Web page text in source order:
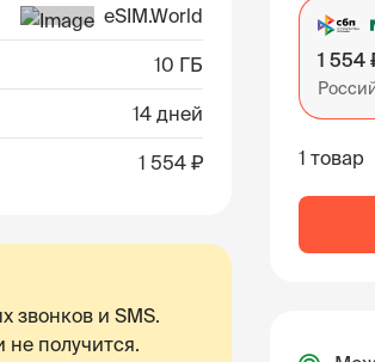
eSIM.World
10 ГБ
14 дней
1 554 ₽
звонков и SMS.
не получится.
1 554
1 товар